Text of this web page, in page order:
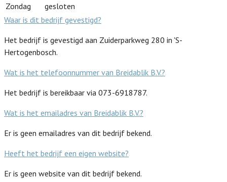
Zondag
gesloten
Waar is dit bedrijf gevestigd?
Het bedrijf is gevestigd aan Zuiderparkweg 280 in 'S-
Hertogenbosch.
Wat is het telefoonnummer van Breidablik B.V.?
Het bedrijf is bereikbaar via 073-6918787.
Wat is het emailadres van Breidablik B.V.?
Er is geen emailadres van dit bedrijf bekend.
Heeft het bedrijf een eigen website?
Er is geen website van dit bedrijf bekend.